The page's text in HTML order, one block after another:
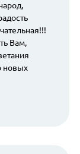
Вам,
новых